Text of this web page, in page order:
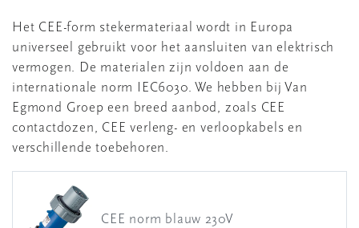
Het CEE-form stekermateriaal wordt in Europa
universeel gebruikt voor het aansluiten van elektrisch
vermogen. De materialen zijn voldoen aan de
internationale norm IEC6030. We hebben bij Van
Egmond Groep een breed aanbod, zoals CEE
contactdozen, CEE verleng- en verloopkabels en
verschillende toebehoren.
CEE norm blauw 230V